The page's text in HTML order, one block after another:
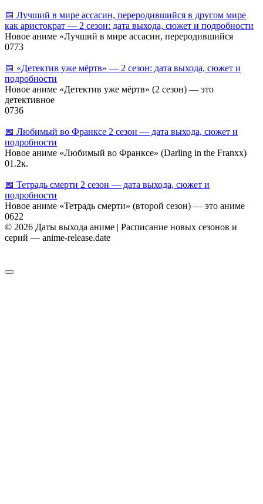
📅 Лучший в мире ассасин, переродившийся в другом мире
как аристократ — 2 сезон: дата выхода, сюжет и подробности
Новое аниме «Лучший в мире ассасин, переродившийся
0773
📅 «Детектив уже мёртв» — 2 сезон: дата выхода, сюжет и
подробности
Новое аниме «Детектив уже мёртв» (2 сезон) — это
детективное
0736
📅 Любимый во Франксе 2 сезон — дата выхода, сюжет и
подробности
Новое аниме «Любимый во Франксе» (Darling in the Franxx)
01.2к.
📅 Тетрадь смерти 2 сезон — дата выхода, сюжет и
подробности
Новое аниме «Тетрадь смерти» (второй сезон) — это аниме
0622
© 2026 Даты выхода аниме | Расписание новых сезонов и
серий — anime-release.date